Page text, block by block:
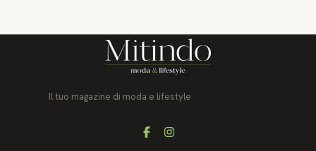
Il tuo magazine di moda e lifestyle
FacebookInstagram